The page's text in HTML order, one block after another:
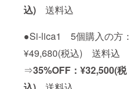
込) 送料込
●Si-lica1 5個購入の方：
¥49,680(税込) 送料込
⇒35%OFF：¥32,500(税